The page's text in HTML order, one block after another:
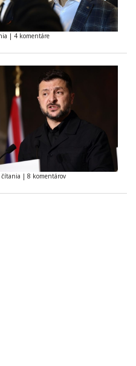
| 4 komentáre
| 8 komentárov